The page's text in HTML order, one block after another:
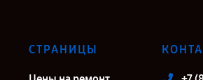
СТРАНИЦЫ